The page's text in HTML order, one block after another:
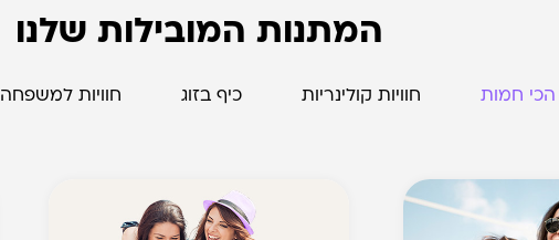
המתנות המובילות שלנו
הכי חמות חוויות קולינריות כיף בזוג חוויות למשפחה